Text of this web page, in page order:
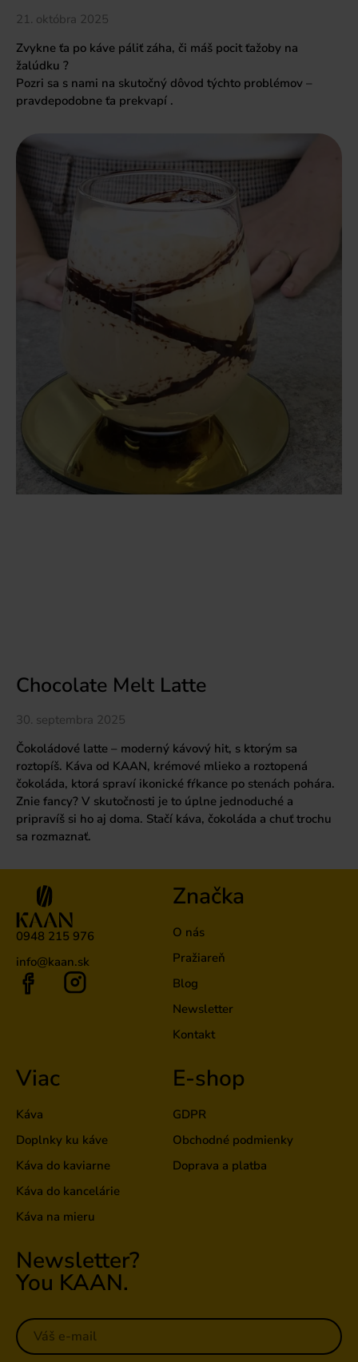
21. októbra 2025
Zvykne ťa po káve páliť záha, či máš pocit ťažoby na
žalúdku ?
Pozri sa s nami na skutočný dôvod týchto problémov –
pravdepodobne ťa prekvapí .
Chocolate Melt Latte
30. septembra 2025
Čokoládové latte – moderný kávový hit, s ktorým sa
roztopíš. Káva od KAAN, krémové mlieko a roztopená
čokoláda, ktorá spraví ikonické fŕkance po stenách pohára.
Znie fancy? V skutočnosti je to úplne jednoduché a
pripravíš si ho aj doma. Stačí káva, čokoláda a chuť trochu
sa rozmaznať.
0948 215 976
info@kaan.sk
Značka
O nás
Pražiareň
Blog
Newsletter
Kontakt
Viac
Káva
Doplnky ku káve
Káva do kaviarne
Káva do kancelárie
Káva na mieru
E-shop
GDPR
Obchodné podmienky
Doprava a platba
Newsletter?
You KAAN.